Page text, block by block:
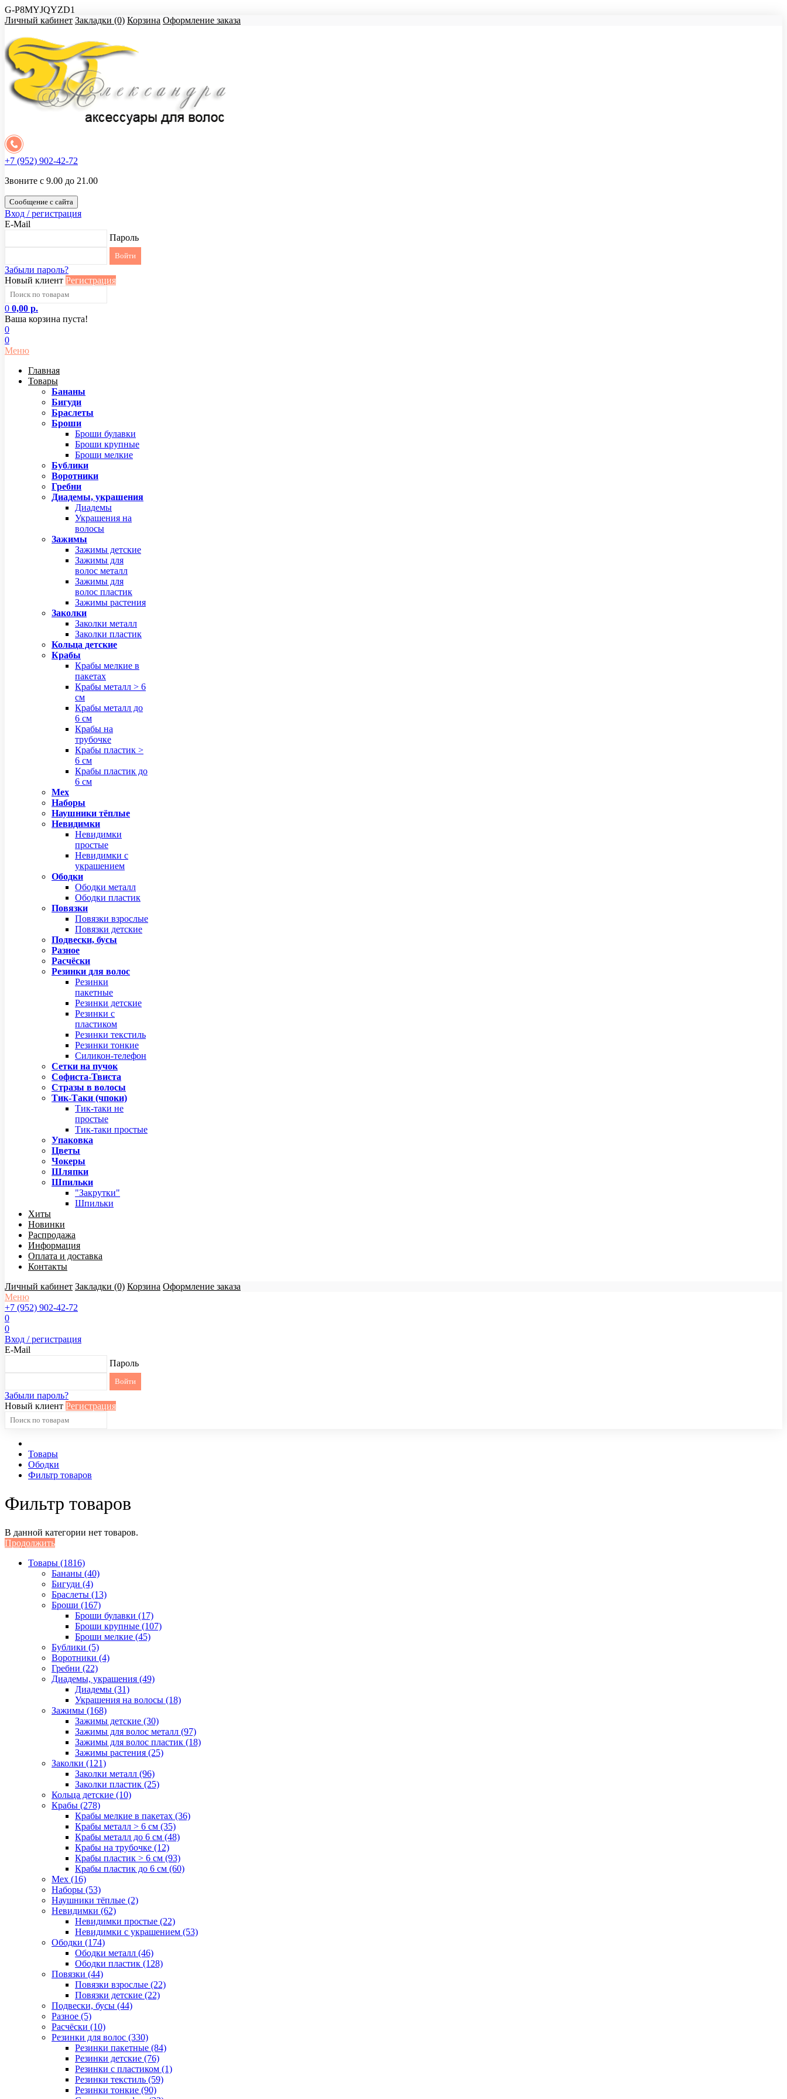
G-P8MYJQYZD1
Личный кабинет Закладки (0) Корзина Оформление заказа
+7 (952) 902-42-72
Звоните с 9.00 до 21.00
Сообщение с сайта
Вход / регистрация
E-Mail
Пароль
Забыли пароль?
Новый клиент Регистрация
0 0,00 р.
Ваша корзина пуста!
0
0
Меню
Главная
Товары
Бананы
Бигуди
Браслеты
Броши
Броши булавки
Броши крупные
Броши мелкие
Бублики
Воротники
Гребни
Диадемы, украшения
Диадемы
Украшения на
волосы
Зажимы
Зажимы детские
Зажимы для
волос металл
Зажимы для
волос пластик
Зажимы растения
Заколки
Заколки металл
Заколки пластик
Кольца детские
Крабы
Крабы мелкие в
пакетах
Крабы металл > 6
см
Крабы металл до
6 см
Крабы на
трубочке
Крабы пластик >
6 см
Крабы пластик до
6 см
Мех
Наборы
Наушники тёплые
Невидимки
Невидимки
простые
Невидимки с
украшением
Ободки
Ободки металл
Ободки пластик
Повязки
Повязки взрослые
Повязки детские
Подвески, бусы
Разное
Расчёски
Резинки для волос
Резинки
пакетные
Резинки детские
Резинки с
пластиком
Резинки текстиль
Резинки тонкие
Силикон-телефон
Сетки на пучок
Софиста-Твиста
Стразы в волосы
Тик-Таки (чпоки)
Тик-таки не
простые
Тик-таки простые
Упаковка
Цветы
Чокеры
Шляпки
Шпильки
"Закрутки"
Шпильки
Хиты
Новинки
Распродажа
Информация
Оплата и доставка
Контакты
Личный кабинет Закладки (0) Корзина Оформление заказа
Меню
+7 (952) 902-42-72
0
0
Вход / регистрация
E-Mail
Пароль
Забыли пароль?
Новый клиент Регистрация
Товары
Ободки
Фильтр товаров
Фильтр товаров
В данной категории нет товаров.
Продолжить
Товары (1816)
Бананы (40)
Бигуди (4)
Браслеты (13)
Броши (167)
Броши булавки (17)
Броши крупные (107)
Броши мелкие (45)
Бублики (5)
Воротники (4)
Гребни (22)
Диадемы, украшения (49)
Диадемы (31)
Украшения на волосы (18)
Зажимы (168)
Зажимы детские (30)
Зажимы для волос металл (97)
Зажимы для волос пластик (18)
Зажимы растения (25)
Заколки (121)
Заколки металл (96)
Заколки пластик (25)
Кольца детские (10)
Крабы (278)
Крабы мелкие в пакетах (36)
Крабы металл > 6 см (35)
Крабы металл до 6 см (48)
Крабы на трубочке (12)
Крабы пластик > 6 см (93)
Крабы пластик до 6 см (60)
Мех (16)
Наборы (53)
Наушники тёплые (2)
Невидимки (62)
Невидимки простые (22)
Невидимки с украшением (53)
Ободки (174)
Ободки металл (46)
Ободки пластик (128)
Повязки (44)
Повязки взрослые (22)
Повязки детские (22)
Подвески, бусы (44)
Разное (5)
Расчёски (10)
Резинки для волос (330)
Резинки пакетные (84)
Резинки детские (76)
Резинки с пластиком (1)
Резинки текстиль (59)
Резинки тонкие (90)